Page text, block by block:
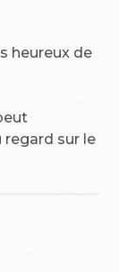
heureux de
regard sur le